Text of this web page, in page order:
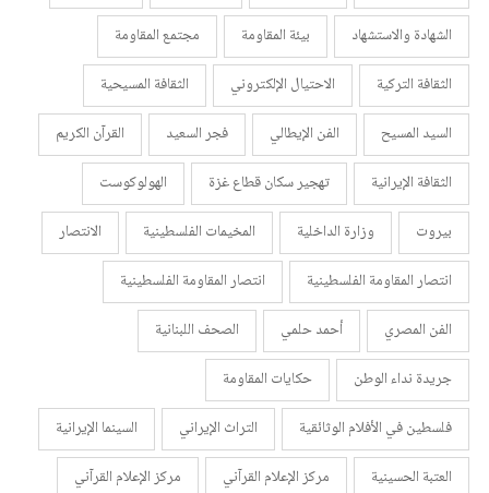
الشهادة والاستشهاد
بيئة المقاومة
مجتمع المقاومة
الثقافة التركية
الاحتيال الإلكتروني
الثقافة المسيحية
السيد المسيح
الفن الإيطالي فجر السعيد
القرآن الكريم
الثقافة الإيرانية
تهجير سكان قطاع غزة
الهولوكوست
بيروت
وزارة الداخلية المخيمات الفلسطينية
الانتصار
انتصار المقاومة الفلسطينية
انتصار المقاومة الفلسطينية
الفن المصري
أحمد حلمي
الصحف اللبنانية
جريدة نداء الوطن
حكايات المقاومة
فلسطين في الأفلام الوثائقية
التراث الإيراني
السينما الإيرانية
العتبة الحسينية
مركز الإعلام القرآني
مركز الإعلام القرآني